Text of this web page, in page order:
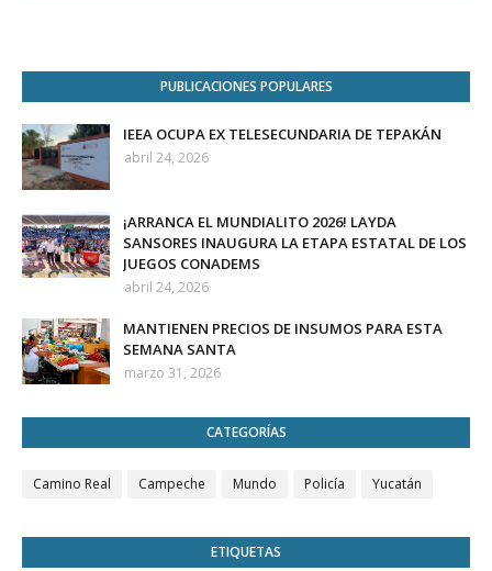
PUBLICACIONES POPULARES
IEEA OCUPA EX TELESECUNDARIA DE TEPAKÁN
abril 24, 2026
¡ARRANCA EL MUNDIALITO 2026! LAYDA
SANSORES INAUGURA LA ETAPA ESTATAL DE LOS
JUEGOS CONADEMS
abril 24, 2026
MANTIENEN PRECIOS DE INSUMOS PARA ESTA
SEMANA SANTA
marzo 31, 2026
CATEGORÍAS
Camino Real Campeche Mundo Policía Yucatán
ETIQUETAS